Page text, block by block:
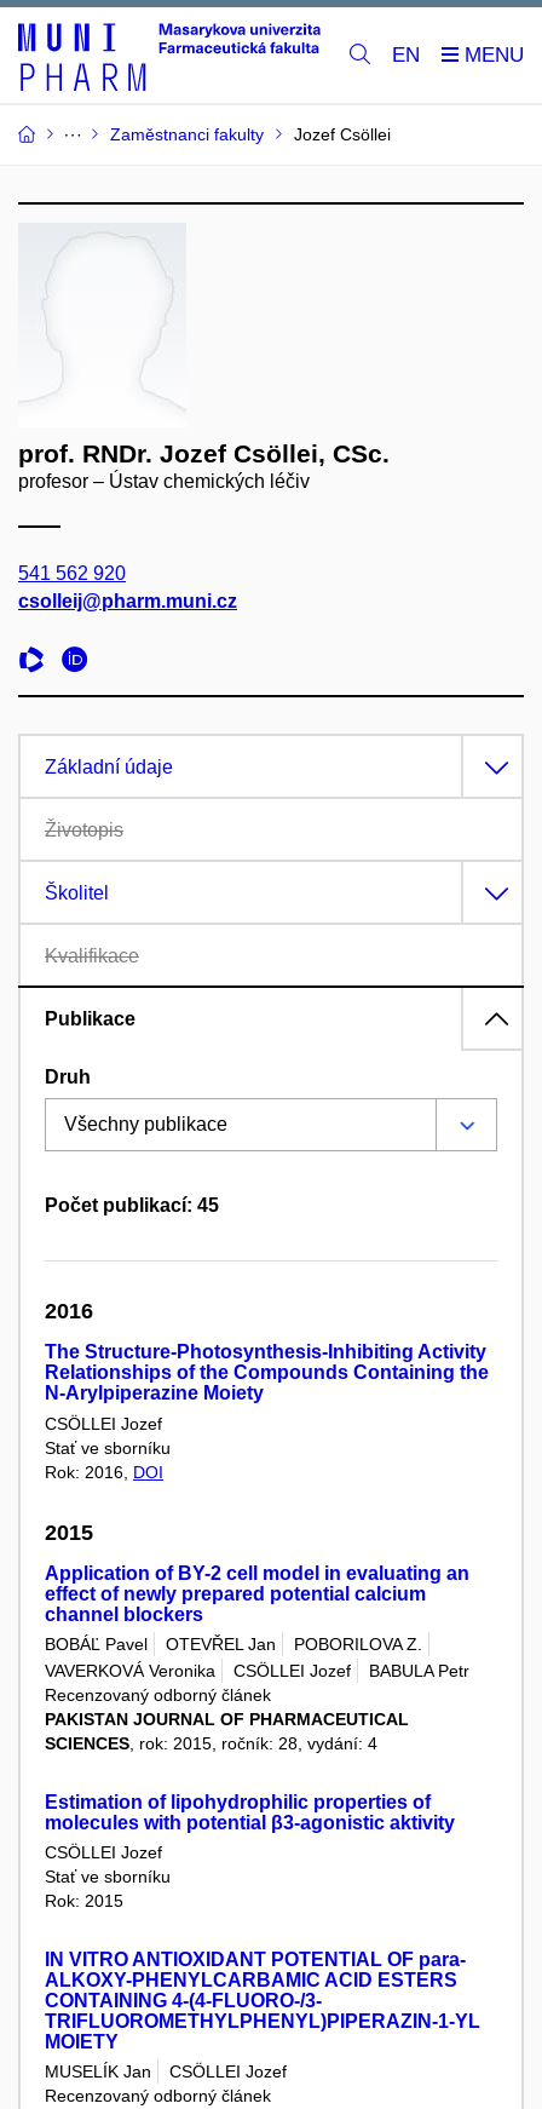
EN
Zaměstnanci fakulty Jozef Csöllei
prof. RNDr. Jozef Csöllei, CSc.
profesor – Ústav chemických léčiv
541 562 920
csolleij@pharm.muni.cz
Základní údaje
Životopis
Školitel
Kvalifikace
Publikace
Druh
Počet publikací: 45
2016
The Structure-Photosynthesis-Inhibiting Activity
Relationships of the Compounds Containing the
N-Arylpiperazine Moiety
CSÖLLEI Jozef
Stať ve sborníku
Rok: 2016, DOI
2015
Application of BY-2 cell model in evaluating an
effect of newly prepared potential calcium
channel blockers
BOBÁĽ Pavel OTEVŘEL Jan
POBORILOVA Z.
VAVERKOVÁ Veronika
CSÖLLEI Jozef
BABULA Petr
Recenzovaný odborný článek
PAKISTAN JOURNAL OF PHARMACEUTICAL
SCIENCES , rok: 2015, ročník: 28, vydání: 4
Estimation of lipohydrophilic properties of
molecules with potential β3-agonistic aktivity
CSÖLLEI Jozef
Stať ve sborníku
Rok: 2015
IN VITRO ANTIOXIDANT POTENTIAL OF para-
ALKOXY-PHENYLCARBAMIC ACID ESTERS
CONTAINING 4-(4-FLUORO-/3-
TRIFLUOROMETHYLPHENYL)PIPERAZIN-1-YL
MOIETY
MUSELÍK Jan
CSÖLLEI Jozef
Recenzovaný odborný článek